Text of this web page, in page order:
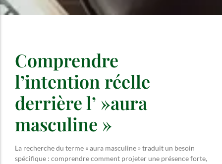
Comprendre
l’intention réelle
derrière l’ »aura
masculine »
La recherche du terme « aura masculine » traduit un besoin
spécifique : comprendre comment projeter une présence forte,